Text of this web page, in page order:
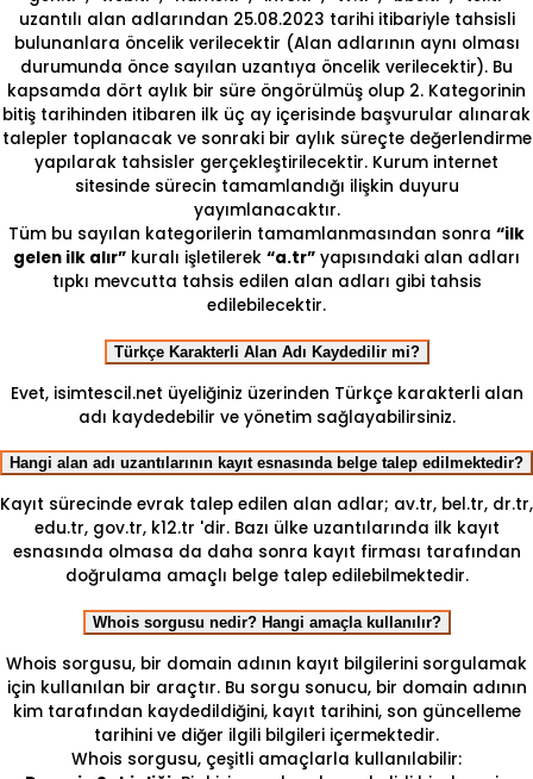
uzantılı alan adlarından 25.08.2023 tarihi itibariyle tahsisli
bulunanlara öncelik verilecektir (Alan adlarının aynı olması
durumunda önce sayılan uzantıya öncelik verilecektir). Bu
kapsamda dört aylık bir süre öngörülmüş olup 2. Kategorinin
bitiş tarihinden itibaren ilk üç ay içerisinde başvurular alınarak
talepler toplanacak ve sonraki bir aylık süreçte değerlendirme
yapılarak tahsisler gerçekleştirilecektir. Kurum internet
sitesinde sürecin tamamlandığı ilişkin duyuru
yayımlanacaktır.
Tüm bu sayılan kategorilerin tamamlanmasından sonra “ilk
gelen ilk alır” kuralı işletilerek “a.tr” yapısındaki alan adları
tıpkı mevcutta tahsis edilen alan adları gibi tahsis
edilebilecektir.
Türkçe Karakterli Alan Adı Kaydedilir mi?
Evet, isimtescil.net üyeliğiniz üzerinden Türkçe karakterli alan
adı kaydedebilir ve yönetim sağlayabilirsiniz.
Hangi alan adı uzantılarının kayıt esnasında belge talep edilmektedir?
Kayıt sürecinde evrak talep edilen alan adlar; av.tr, bel.tr, dr.tr,
edu.tr, gov.tr, k12.tr 'dir. Bazı ülke uzantılarında ilk kayıt
esnasında olmasa da daha sonra kayıt firması tarafından
doğrulama amaçlı belge talep edilebilmektedir.
Whois sorgusu nedir? Hangi amaçla kullanılır?
Whois sorgusu, bir domain adının kayıt bilgilerini sorgulamak
için kullanılan bir araçtır. Bu sorgu sonucu, bir domain adının
kim tarafından kaydedildiğini, kayıt tarihini, son güncelleme
tarihini ve diğer ilgili bilgileri içermektedir.
Whois sorgusu, çeşitli amaçlarla kullanılabilir: